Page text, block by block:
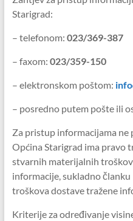
Starigrad:
– telefonom: 023/369-387
– faxom: 023/359-150
– elektronskom poštom:
– posredno putem pošte ili
Za pristup informacijama ne
Općina Starigrad ima pravo
stvarnih materijalnih
informacije, sukladno članku
troškova dostave tražene
Kriterije za određivanje